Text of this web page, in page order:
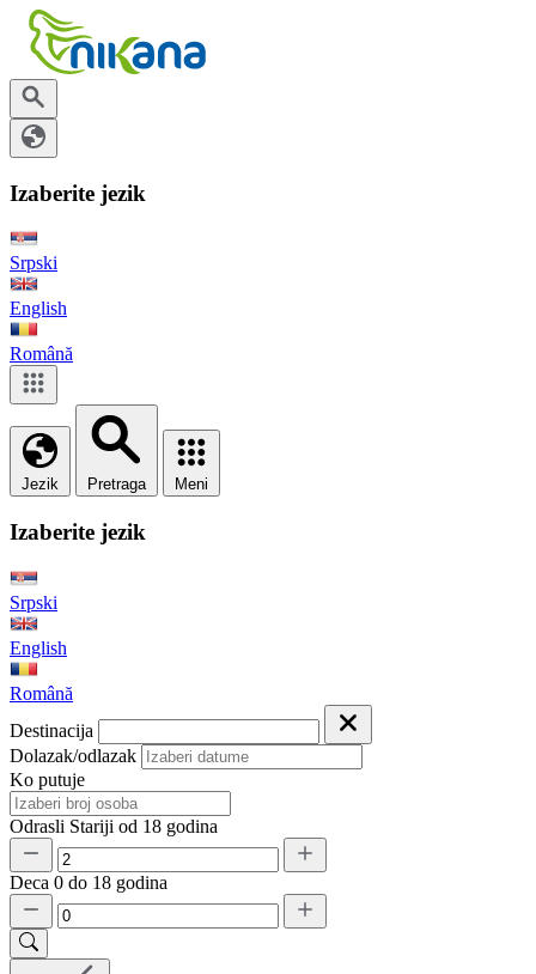
Izaberite jezik
Srpski
English
Română
Jezik Pretraga Meni
Izaberite jezik
Srpski
English
Română
Destinacija
Dolazak/odlazak
Ko putuje
Odrasli Stariji od 18 godina
Deca 0 do 18 godina